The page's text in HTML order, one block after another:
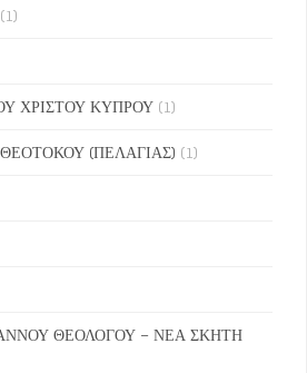
(1)
ΧΡΙΣΤΟΥ ΚΥΠΡΟΥ (1)
(ΠΕΛΑΓΙΑΣ) (1)
ΘΕΟΛΟΓΟΥ – ΝΕΑ ΣΚΗΤΗ